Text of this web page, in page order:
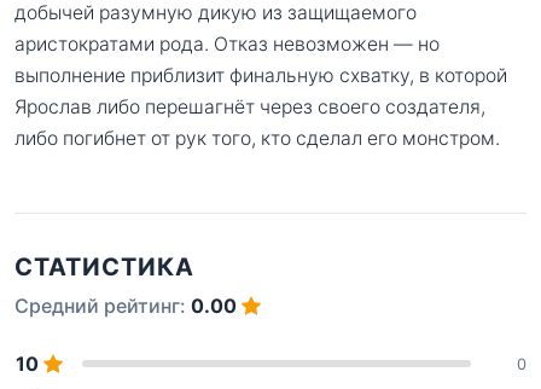
добычей разумную дикую из защищаемого
аристократами рода. Отказ невозможен — но
выполнение приблизит финальную схватку, в которой
Ярослав либо перешагнёт через своего создателя,
либо погибнет от рук того, кто сделал его монстром.
СТАТИСТИКА
Средний рейтинг: 0.00
10 0